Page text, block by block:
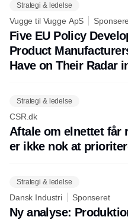
Strategi & ledelse
Vugge til Vugge ApS
Five EU Policy
Product
Have on Their Radar
Strategi & ledelse
CSR.dk
Aftale om elnettet får
er ikke nok at
Strategi & ledelse
Dansk Industri Sponseret
Ny analyse: